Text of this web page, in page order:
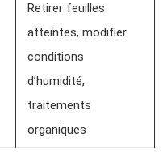
Retirer feuilles
atteintes, modifier
conditions
d’humidité,
traitements
organiques